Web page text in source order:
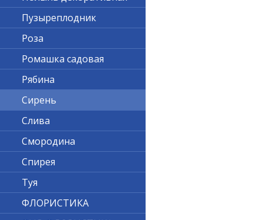
Пузыреплодник
Роза
Ромашка садовая
Рябина
Сирень
Слива
Смородина
Спирея
Туя
ФЛОРИСТИКА